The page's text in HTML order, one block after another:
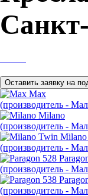
Max
(производитель -
Milano
(производитель -
(производитель -
(производитель -
(производитель -